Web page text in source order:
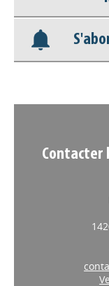
Nos